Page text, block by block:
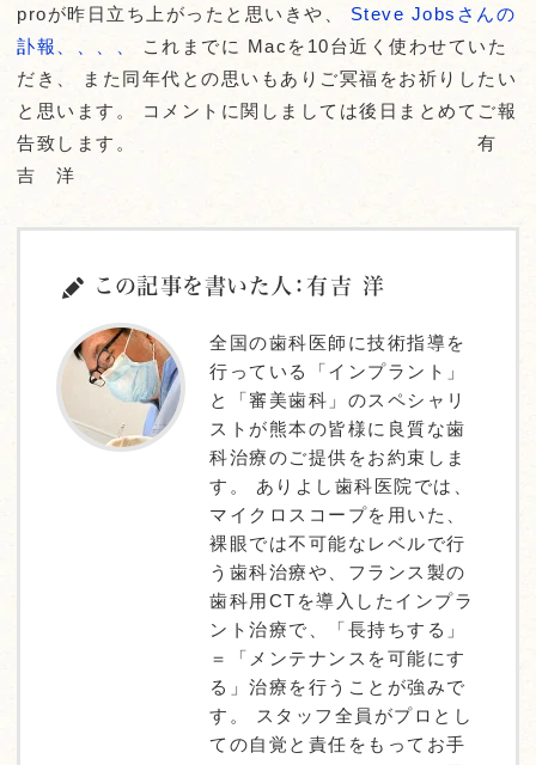
proが昨日立ち上がったと思いきや、 Steve Jobsさんの
訃報、、、、
これまでに Macを10台近く使わせていた
だき、 また同年代との思いもありご冥福をお祈りしたい
と思います。 コメントに関しましては後日まとめてご報
告致します。 有
吉 洋
この記事を書いた人：有吉 洋
全国の歯科医師に技術指導を
行っている「インプラント」
と「審美歯科」のスペシャリ
ストが熊本の皆様に良質な歯
科治療のご提供をお約束しま
す。 ありよし歯科医院では、
マイクロスコープを用いた、
裸眼では不可能なレベルで行
う歯科治療や、フランス製の
歯科用CTを導入したインプラ
ント治療で、「長持ちする」
＝「メンテナンスを可能にす
る」治療を行うことが強みで
す。 スタッフ全員がプロとし
ての自覚と責任をもってお手